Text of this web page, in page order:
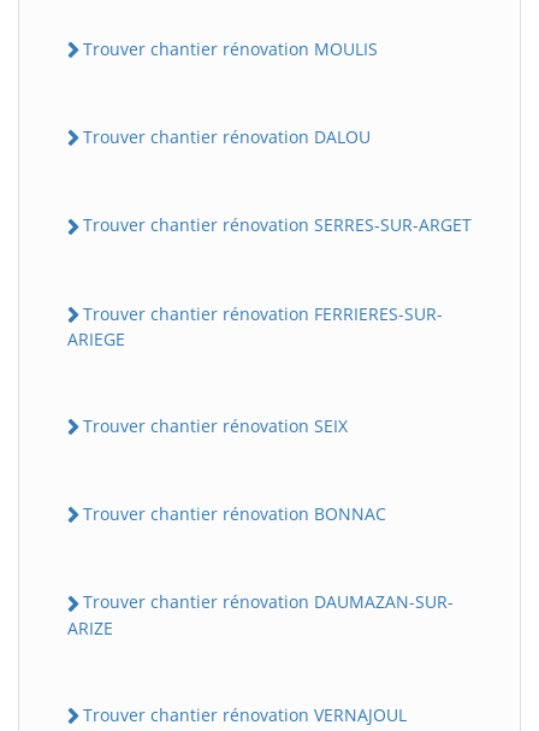
Trouver chantier rénovation MOULIS
Trouver chantier rénovation DALOU
Trouver chantier rénovation SERRES-SUR-ARGET
Trouver chantier rénovation FERRIERES-SUR-
ARIEGE
Trouver chantier rénovation SEIX
Trouver chantier rénovation BONNAC
Trouver chantier rénovation DAUMAZAN-SUR-
ARIZE
Trouver chantier rénovation VERNAJOUL